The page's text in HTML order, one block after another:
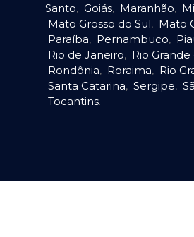
Santo, Goiás, Maranhão,
Mato Grosso do Sul, Mato
Paraíba, Pernambuco,
Rio de Janeiro, Rio
Rondônia, Roraima, Rio
Santa Catarina, Sergipe,
Tocantins.